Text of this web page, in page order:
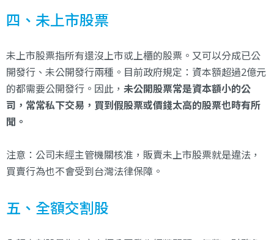
四、未上市股票
未上市股票指所有還沒上市或上櫃的股票。又可以分成已公
開發行、未公開發行兩種。目前政府規定：資本額超過2億元
的都需要公開發行。因此， 未公開股票常是資本額小的公
司，常常私下交易， 買到假股票或價錢太高的股票也時有所
聞。
注意：公司未經主管機關核准，販賣未上市股票就是違法，
買賣行為也不會受到台灣法律保障。
五、全額交割股